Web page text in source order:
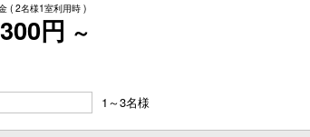
( 2名様1室利用時 )
円 ～
1～3名様